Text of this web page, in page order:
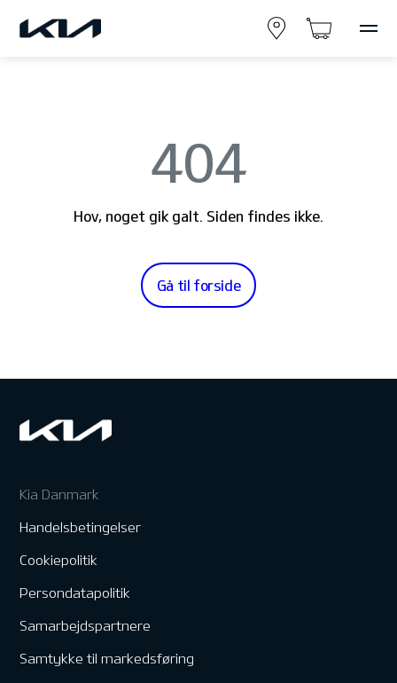
404
Hov, noget gik galt. Siden findes ikke.
Gå til forside
Kia Danmark
Handelsbetingelser
Cookiepolitik
Persondatapolitik
Samarbejdspartnere
Samtykke til markedsføring